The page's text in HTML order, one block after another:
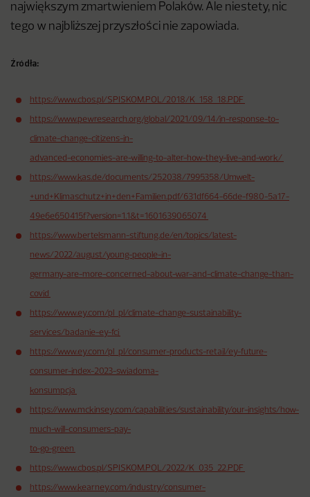
największym zmartwieniem Polaków. Ale niestety, nic
tego w najbliższej przyszłości nie zapowiada.
Źródła:
https://www.cbos.pl/SPISKOM.POL/2018/K_158_18.PDF
https://www.pewresearch.org/global/2021/09/14/in-response-to-
climate-change-citizens-in-
advanced-economies-are-willing-to-alter-how-they-live-and-work/
https://www.kas.de/documents/252038/7995358/Umwelt-
+und+Klimaschutz+in+den+Familien.pdf/631df664-66de-f980-5a17-
49e6e650415f?version=1.1&t=1601639065074
https://www.bertelsmann-stiftung.de/en/topics/latest-
news/2022/august/young-people-in-
germany-are-more-concerned-about-war-and-climate-change-than-
covid
https://www.ey.com/pl_pl/climate-change-sustainability-
services/badanie-ey-fci
https://www.ey.com/pl_pl/consumer-products-retail/ey-future-
consumer-index-2023-swiadoma-
konsumpcja
https://www.mckinsey.com/capabilities/sustainability/our-insights/how-
much-will-consumers-pay-
to-go-green
https://www.cbos.pl/SPISKOM.POL/2022/K_035_22.PDF
https://www.kearney.com/industry/consumer-